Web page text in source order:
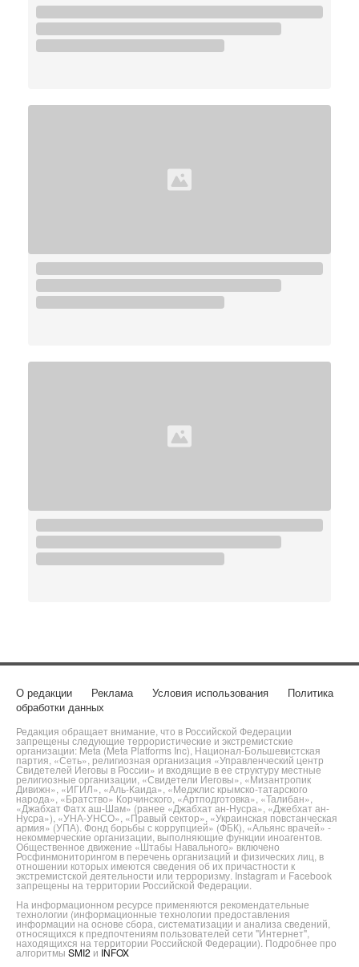
О редакции Реклама Условия использования
Политика
обработки данных
Редакция обращает внимание, что в Российской Федерации
запрещены следующие террористические и экстремистские
организации: Meta (Meta Platforms Inc), Национал-Большевистская
партия, «Сеть», религиозная организация «Управленческий центр
Свидетелей Иеговы в России» и входящие в ее структуру местные
религиозные организации, «Свидетели Иеговы», «Мизантропик
Дивижн», «ИГИЛ», «Аль-Каида», «Меджлис крымско-татарского
народа», «Братство» Корчинского, «Артподготовка», «Талибан»,
«Джабхат Фатх аш-Шам» (ранее «Джабхат ан-Нусра», «Джебхат ан-
Нусра»), «УНА-УНСО», «Правый сектор», «Украинская повстанческая
армия» (УПА). Фонд борьбы с коррупцией» (ФБК), «Альянс врачей» -
некоммерческие организации, выполняющие функции иноагентов.
Общественное движение «Штабы Навального» включено
Росфинмониторингом в перечень организаций и физических лиц, в
отношении которых имеются сведения об их причастности к
экстремистской деятельности или терроризму. Instagram и Facebook
запрещены на территории Российской Федерации.
На информационном ресурсе применяются рекомендательные
технологии (информационные технологии предоставления
информации на основе сбора, систематизации и анализа сведений,
относящихся к предпочтениям пользователей сети "Интернет",
находящихся на территории Российской Федерации). Подробнее про
алгоритмы SMI2 и INFOX